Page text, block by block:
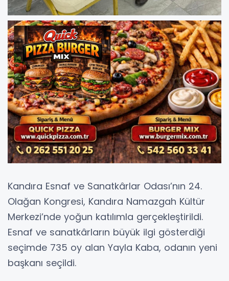
Kandıra Esnaf ve Sanatkârlar Odası’nın 24.
Olağan Kongresi, Kandıra Namazgah Kültür
Merkezi’nde yoğun katılımla gerçekleştirildi.
Esnaf ve sanatkârların büyük ilgi gösterdiği
seçimde 735 oy alan Yayla Kaba, odanın yeni
başkanı seçildi.